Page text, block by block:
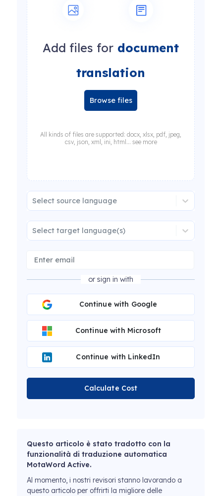
Add files for document
translation
Browse files
All kinds of files are supported: docx, xlsx, pdf, jpeg,
csv, json, xml, ini, html... see more
Select source language
Select target language(s)
or sign in with
Continue with Google
Continue with Microsoft
Continue with LinkedIn
Calculate Cost
Questo articolo è stato tradotto con la
funzionalità di traduzione automatica
MotaWord Active.
Al momento, i nostri revisori stanno lavorando a
questo articolo per offrirti la migliore delle